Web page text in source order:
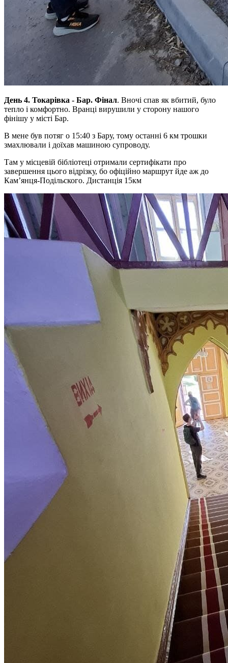
День 4. Токарівка - Бар. Фінал. Вночі спав як вбитий, було
тепло і комфортно. Вранці вирушили у сторону нашого
фінішу у місті Бар.
В мене був потяг о 15:40 з Бару, тому останні 6 км трошки
змахлювали і доїхав машиною супроводу.
Там у місцевій бібліотеці отримали сертифікати про
завершення цього відрізку, бо офіційно маршрут йде аж до
Камʼянця-Подільского. Дистанція 15км